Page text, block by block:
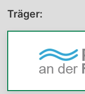
Träger: